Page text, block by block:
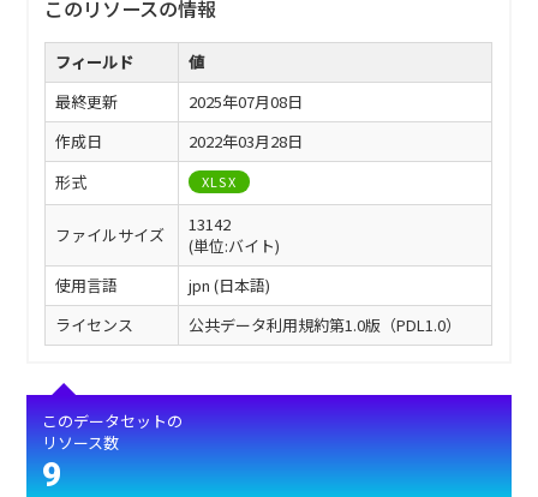
このリソースの情報
フィールド
値
最終更新
2025年07月08日
作成日
2022年03月28日
形式
XLSX
ファイルサイズ
13142
(単位:バイト)
使用言語
jpn (日本語)
ライセンス
公共データ利用規約第1.0版（PDL1.0）
このデータセットの
リソース数
9